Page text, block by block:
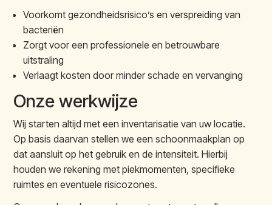
Voorkomt gezondheidsrisico’s en verspreiding van
bacteriën
Zorgt voor een professionele en betrouwbare
uitstraling
Verlaagt kosten door minder schade en vervanging
Onze werkwijze
Wij starten altijd met een inventarisatie van uw locatie.
Op basis daarvan stellen we een schoonmaakplan op
dat aansluit op het gebruik en de intensiteit. Hierbij
houden we rekening met piekmomenten, specifieke
ruimtes en eventuele risicozones.